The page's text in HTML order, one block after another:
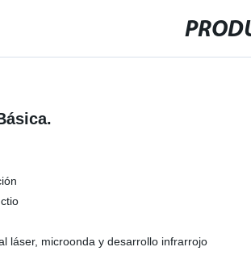
láser, microonda y desarrollo infrarrojo